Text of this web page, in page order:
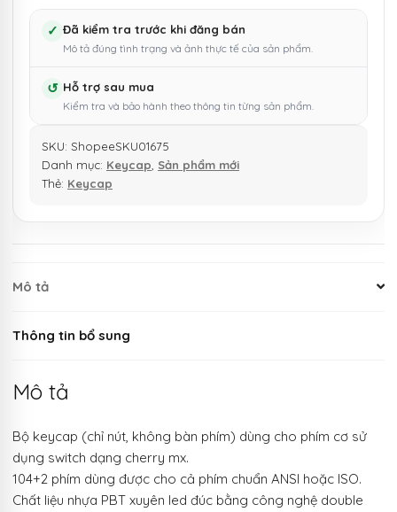
✓ Đã kiểm tra trước khi đăng bán
Mô tả đúng tình trạng và ảnh thực tế của sản phẩm.
↺ Hỗ trợ sau mua
Kiểm tra và bảo hành theo thông tin từng sản phẩm.
SKU: ShopeeSKU01675
Danh mục: Keycap Sản phẩm mới
Thẻ: Keycap
Mô tả
Thông tin bổ sung
Mô tả
Bộ keycap (chỉ nút, không bàn phím) dùng cho phím cơ sử
dụng switch dạng cherry mx.
104+2 phím dùng được cho cả phím chuẩn ANSI hoặc ISO.
Chất liệu nhựa PBT xuyên led đúc bằng công nghệ double